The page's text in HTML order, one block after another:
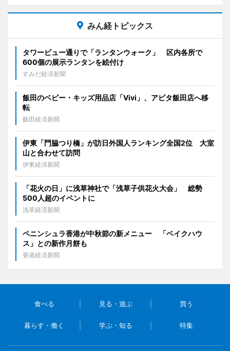
みん経トピックス
タワービュー通りで「ランタンウォーク」 区内各所で
600個の展示ランタンを絵付け
すみだ経済新聞
飯田のベビー・キッズ用品店「Vivi」、アピタ飯田店へ移
転
飯田経済新聞
伊東「門脇つり橋」が訪日外国人ランキング全国2位 大室
山と合わせて訪問
伊東経済新聞
「花火の日」に浅草神社で「浅草子供花火大会」 総勢
500人超のイベントに
浅草経済新聞
ペニンシュラ香港が中秋節の新メニュー 「ベイクハウ
ス」との新作月餅も
香港経済新聞
食べる 見る・遊ぶ 買う
暮らす・働く 学ぶ・知る 特集